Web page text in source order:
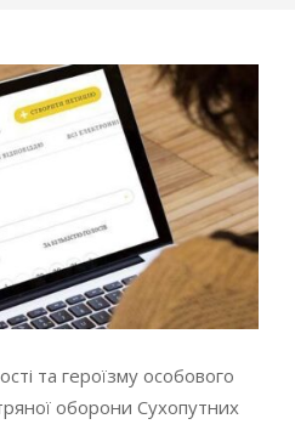
та героїзму особового
оборони Сухопутних